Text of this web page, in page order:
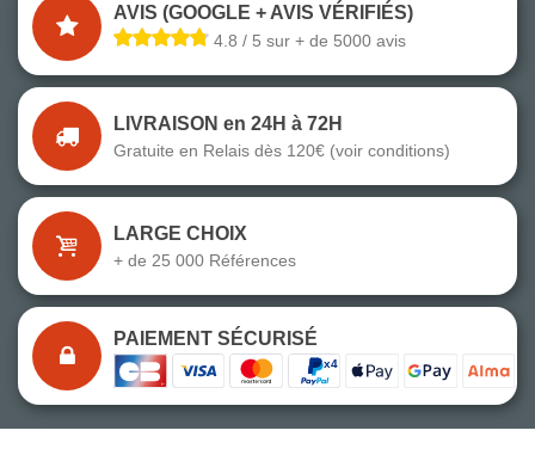
AVIS (GOOGLE + AVIS VÉRIFIÉS)
4.8 / 5 sur + de 5000 avis
LIVRAISON en 24H à 72H
Gratuite en Relais dès 120€ (voir conditions)
LARGE CHOIX
+ de 25 000 Références
PAIEMENT SÉCURISÉ